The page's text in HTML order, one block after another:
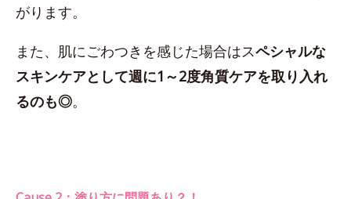
がります。
また、肌にごわつきを感じた場合はスペシャルな
スキンケアとして週に1～2度角質ケアを取り入れ
るのも◎。